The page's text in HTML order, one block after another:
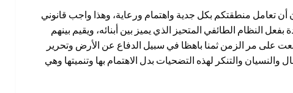
تعامل منطقتكم بكل جدية واهتمام ورعاية، وهذا واجب قانوني
النظام الطائفي المتحيز الذي يميز بين أبنائه، ويقيم بينهم
دفعت على مر الزمن ثمنا باهظا في سبيل الدفاع عن الأرض وتحرير
والتنكر لهذه التضحيات بدل الاهتمام بها وتنميتها وهي